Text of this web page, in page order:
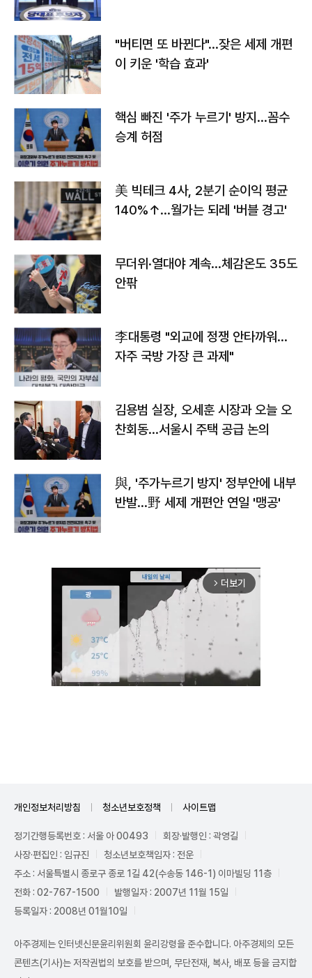
"버티면 또 바뀐다"…잦은 세제 개편
이 키운 '학습 효과'
핵심 빠진 '주가 누르기' 방지…꼼수
승계 허점
美 빅테크 4사, 2분기 순이익 평균
140%↑…월가는 되레 '버블 경고'
무더위·열대야 계속…체감온도 35도
안팎
李대통령 "외교에 정쟁 안타까워…
자주 국방 가장 큰 과제"
김용범 실장, 오세훈 시장과 오늘 오
찬회동...서울시 주택 공급 논의
與, '주가누르기 방지' 정부안에 내부
반발…野 세제 개편안 연일 '맹공'
arrow_forward_ios 더보기
개인정보처리방침 청소년보호정책 사이트맵
정기간행등록번호 : 서울 아 00493
회장·발행인 : 곽영길
사장·편집인 : 임규진
청소년보호책임자 : 전운
주소 : 서울특별시 종로구 종로 1길 42(수송동 146-1) 이마빌딩 11층
전화 : 02-767-1500
발행일자 : 2007년 11월 15일
등록일자 : 2008년 01월10일
아주경제는 인터넷신문윤리위원회 윤리강령을 준수합니다. 아주경제의 모든
콘텐츠(기사)는 저작권법의 보호를 받으며, 무단전재, 복사, 배포 등을 금지합